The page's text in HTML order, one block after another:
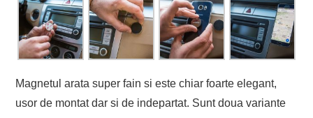
Magnetul arata super fain si este chiar foarte elegant,
usor de montat dar si de indepartat. Sunt doua variante